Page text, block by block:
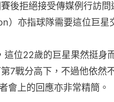
後拒絕接受傳媒例行訪問
）亦指球隊需要這位巨星
位22歲的巨星果然挺身
7戰分高下，不過他依然
會上的回應亦非常精簡。